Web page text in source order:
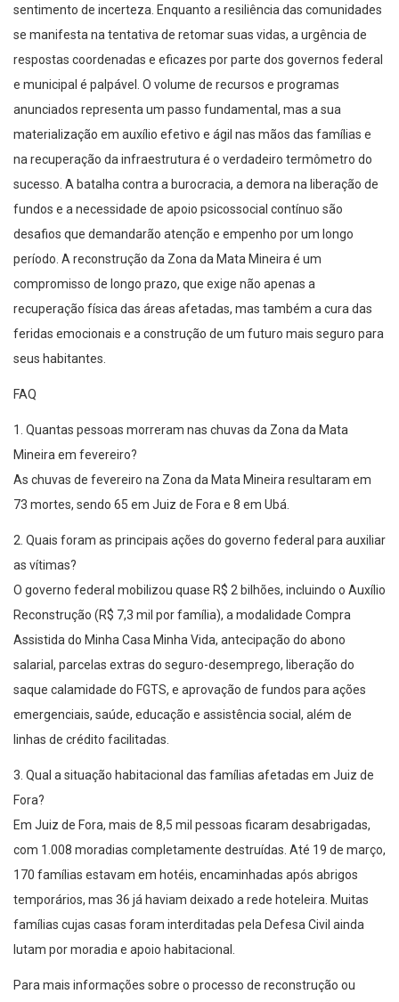
sentimento de incerteza. Enquanto a resiliência das comunidades
se manifesta na tentativa de retomar suas vidas, a urgência de
respostas coordenadas e eficazes por parte dos governos federal
e municipal é palpável. O volume de recursos e programas
anunciados representa um passo fundamental, mas a sua
materialização em auxílio efetivo e ágil nas mãos das famílias e
na recuperação da infraestrutura é o verdadeiro termômetro do
sucesso. A batalha contra a burocracia, a demora na liberação de
fundos e a necessidade de apoio psicossocial contínuo são
desafios que demandarão atenção e empenho por um longo
período. A reconstrução da Zona da Mata Mineira é um
compromisso de longo prazo, que exige não apenas a
recuperação física das áreas afetadas, mas também a cura das
feridas emocionais e a construção de um futuro mais seguro para
seus habitantes.
FAQ
1. Quantas pessoas morreram nas chuvas da Zona da Mata
Mineira em fevereiro?
As chuvas de fevereiro na Zona da Mata Mineira resultaram em
73 mortes, sendo 65 em Juiz de Fora e 8 em Ubá.
2. Quais foram as principais ações do governo federal para auxiliar
as vítimas?
O governo federal mobilizou quase R$ 2 bilhões, incluindo o Auxílio
Reconstrução (R$ 7,3 mil por família), a modalidade Compra
Assistida do Minha Casa Minha Vida, antecipação do abono
salarial, parcelas extras do seguro-desemprego, liberação do
saque calamidade do FGTS, e aprovação de fundos para ações
emergenciais, saúde, educação e assistência social, além de
linhas de crédito facilitadas.
3. Qual a situação habitacional das famílias afetadas em Juiz de
Fora?
Em Juiz de Fora, mais de 8,5 mil pessoas ficaram desabrigadas,
com 1.008 moradias completamente destruídas. Até 19 de março,
170 famílias estavam em hotéis, encaminhadas após abrigos
temporários, mas 36 já haviam deixado a rede hoteleira. Muitas
famílias cujas casas foram interditadas pela Defesa Civil ainda
lutam por moradia e apoio habitacional.
Para mais informações sobre o processo de reconstrução ou